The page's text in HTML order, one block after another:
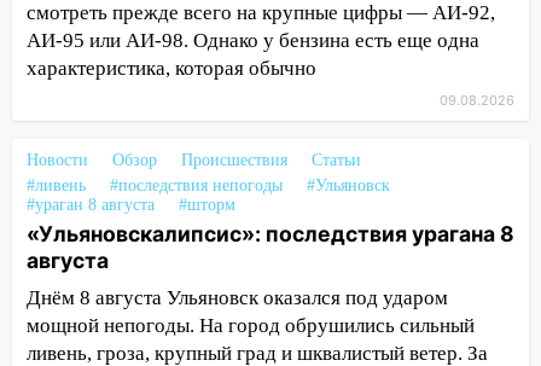
15:17 В колледжи и техникумы
Ульяновской области подали более 10
тысяч заявлений
затопленные улицы
14:28 Ураган вырвал остановку на улице
Деева в Заволжье
14:26
Жители Ульяновска сами
пытаются расчистить ливнёвки, не
дождавшись коммунальщиков
смотреть прежде всего на крупные цифры — АИ-92,
АИ-95 или АИ-98. Однако у бензина есть еще одна
характеристика, которая обычно
09.08.2026
Новости Обзор Происшествия
Статьи
#ливень
#последствия непогоды
#Ульяновск
#ураган 8 августа
#шторм
«Ульяновскалипсис»: последствия урагана 8
августа
Днём 8 августа Ульяновск оказался под ударом
мощной непогоды. На город обрушились сильный
ливень, гроза, крупный град и шквалистый ветер. За